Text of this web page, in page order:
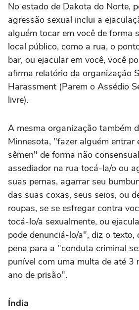
No estado de Dakota do Norte,
agressão sexual inclui a
alguém tocar em você de forma
local público, como a rua, o
bar, ou ejacular em você, você
afirma relatório da organização
Harassment (Parem o Assédio
livre).
A mesma organização também
Minnesota, "fazer alguém entrar
sêmen" de forma não
assediador na rua tocá-la/o ou
suas pernas, agarrar seu
das suas coxas, seus seios, ou
roupas, se se esfregar contra
tocá-lo/a sexualmente, ou
pode denunciá-lo/a", diz o texto,
pena para a "conduta criminal
punível com uma multa de até 3
ano de prisão".
Índia